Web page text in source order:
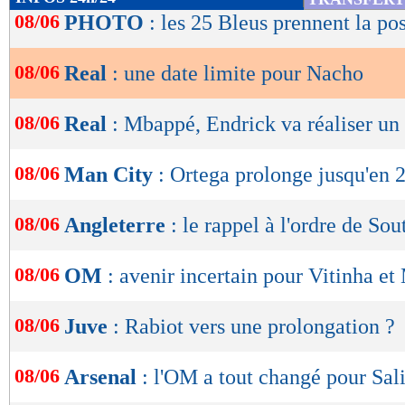
de
OK
08/06 PHOTO : les 25 Bleus prennent la
08/06 Real : une date limite pour Nacho
08/06 Real : Mbappé, Endrick va réaliser un
08/06 Man City : Ortega prolonge jusqu'en
08/06 Angleterre : le rappel à l'ordre de
08/06 OM : avenir incertain pour Vitinha et
08/06 Juve : Rabiot vers une prolongation ?
08/06 Arsenal : l'OM a tout changé pour